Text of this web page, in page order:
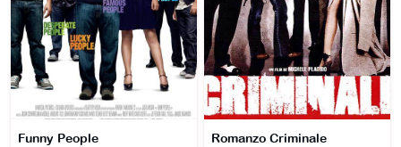
Funny People Romanzo Criminale